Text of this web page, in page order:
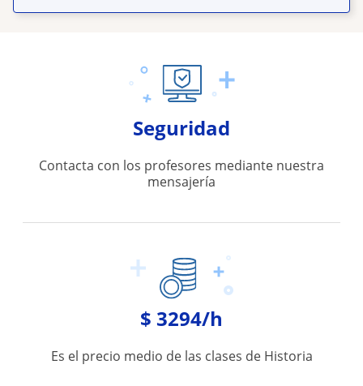
Seguridad
Contacta con los profesores mediante nuestra
mensajería
$ 3294/h
Es el precio medio de las clases de Historia